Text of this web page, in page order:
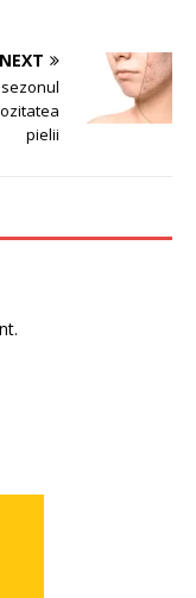
NEXT
pielii